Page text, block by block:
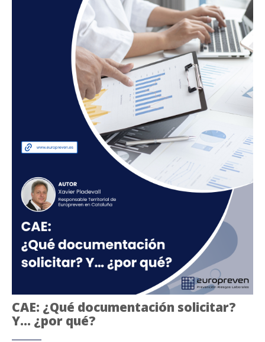
CAE: ¿Qué documentación solicitar?
Y… ¿por qué?